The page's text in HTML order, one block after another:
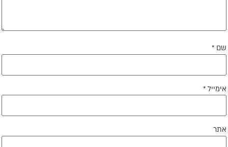
*